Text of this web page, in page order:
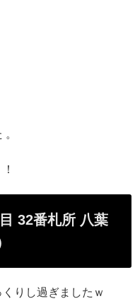
32番札所 八葉
りし過ぎましたｗ